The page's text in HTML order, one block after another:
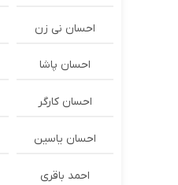
احسان نی زن
احسان پاشا
احسان کارگر
احسان یاسین
احمد باقری